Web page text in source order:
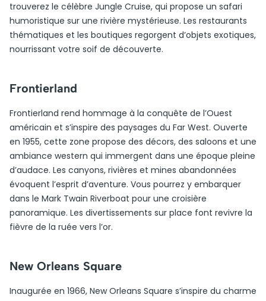
trouverez le célèbre Jungle Cruise, qui propose un safari
humoristique sur une rivière mystérieuse. Les restaurants
thématiques et les boutiques regorgent d’objets exotiques,
nourrissant votre soif de découverte.
Frontierland
Frontierland rend hommage à la conquête de l’Ouest
américain et s’inspire des paysages du Far West. Ouverte
en 1955, cette zone propose des décors, des saloons et une
ambiance western qui immergent dans une époque pleine
d’audace. Les canyons, rivières et mines abandonnées
évoquent l’esprit d’aventure. Vous pourrez y embarquer
dans le Mark Twain Riverboat pour une croisière
panoramique. Les divertissements sur place font revivre la
fièvre de la ruée vers l’or.
New Orleans Square
Inaugurée en 1966, New Orleans Square s’inspire du charme